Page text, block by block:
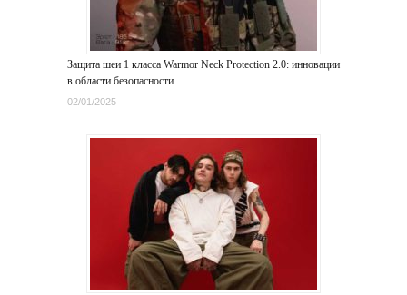
Защита шеи 1 класса Warmor Neck Protection 2.0: инновации
в области безопасности
02/01/2025